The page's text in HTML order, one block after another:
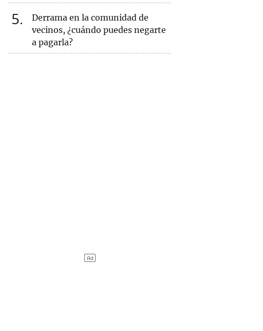
5
Derrama en la comunidad de
vecinos, ¿cuándo puedes negarte
a pagarla?